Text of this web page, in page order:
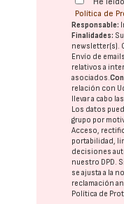
Política de
Responsable:
Finalidades:
newsletter(s).
Envío de
relativos a
asociados.
relación con
llevar a cabo
Los datos
grupo por
Acceso,
portabilidad,
decisiones
nuestro DPD .
se ajusta a la
reclamación
Política de